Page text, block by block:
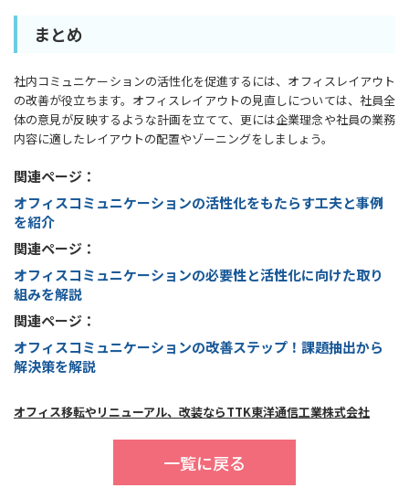
まとめ
社内コミュニケーションの活性化を促進するには、オフィスレイアウト
の改善が役立ちます。オフィスレイアウトの見直しについては、社員全
体の意見が反映するような計画を立てて、更には企業理念や社員の業務
内容に適したレイアウトの配置やゾーニングをしましょう。
関連ページ：
オフィスコミュニケーションの活性化をもたらす工夫と事例
を紹介
関連ページ：
オフィスコミュニケーションの必要性と活性化に向けた取り
組みを解説
関連ページ：
オフィスコミュニケーションの改善ステップ！課題抽出から
解決策を解説
オフィス移転やリニューアル、改装ならTTK東洋通信工業株式会社
一覧に戻る